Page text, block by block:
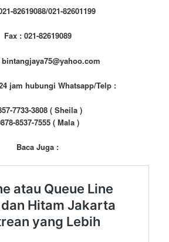
82619088/021-82601199
Fax : 021-82619089
jam hubungi Whatsapp/Telp :
7733-3808 ( Sheila )
8537-7555 ( Mala )
Baca Juga :